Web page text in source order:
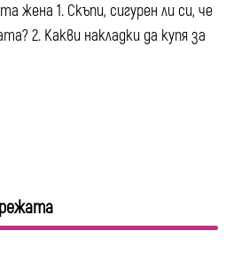
жена 1. Скъпи, сигурен ли си, че
2. Какви накладки да купя за